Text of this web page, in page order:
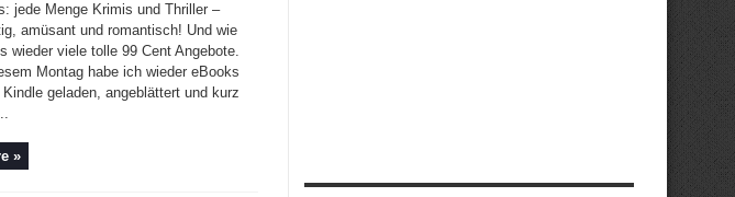
jede Menge Krimis und Thriller –
amüsant und romantisch! Und wie
wieder viele tolle 99 Cent Angebote.
Montag habe ich wieder eBooks
geladen, angeblättert und kurz
»